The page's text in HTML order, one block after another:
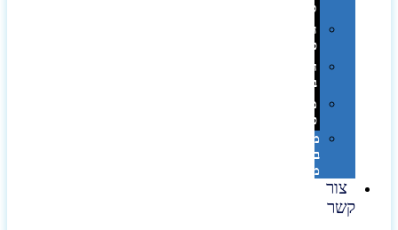
סובלימציה
הדפס
פרוצס
חריטה
בלייזר
מהו
פנטון?
מיתוג
באמצעות
מדבקות
צור
קשר